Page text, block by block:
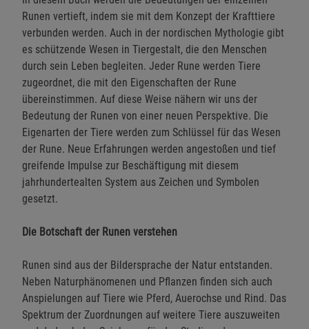
Runen vertieft, indem sie mit dem Konzept der Krafttiere
verbunden werden. Auch in der nordischen Mythologie gibt
es schützende Wesen in Tiergestalt, die den Menschen
durch sein Leben begleiten. Jeder Rune werden Tiere
zugeordnet, die mit den Eigenschaften der Rune
übereinstimmen. Auf diese Weise nähern wir uns der
Bedeutung der Runen von einer neuen Perspektive. Die
Eigenarten der Tiere werden zum Schlüssel für das Wesen
der Rune. Neue Erfahrungen werden angestoßen und tief
greifende Impulse zur Beschäftigung mit diesem
jahrhundertealten System aus Zeichen und Symbolen
gesetzt.
Die Botschaft der Runen verstehen
Runen sind aus der Bildersprache der Natur entstanden.
Neben Naturphänomenen und Pflanzen finden sich auch
Anspielungen auf Tiere wie Pferd, Auerochse und Rind. Das
Spektrum der Zuordnungen auf weitere Tiere auszuweiten